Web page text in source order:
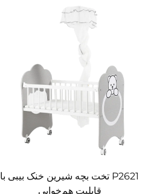
P2621 تخت بچه شیرین خنک بیبی با
قابلیت هم‌خوابی